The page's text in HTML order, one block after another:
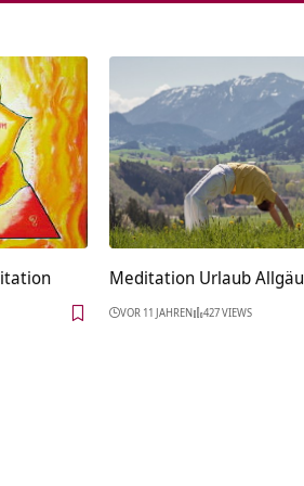
Meditation Urlaub Allgäu
VOR 11 JAHREN 427 VIEWS